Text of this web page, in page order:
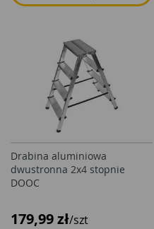
Drabina aluminiowa
dwustronna 2x4 stopnie
DOOC
179,99 zł/szt